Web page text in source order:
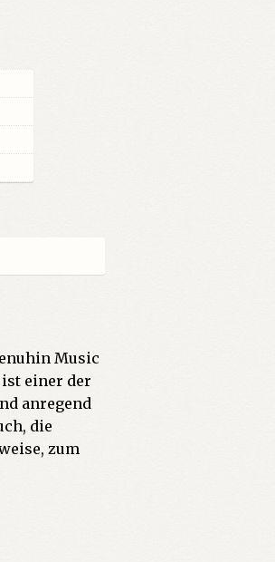
Music
einer der
anregend
die
zum